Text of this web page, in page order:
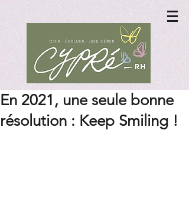
En 2021, une seule bonne
résolution : Keep Smiling !